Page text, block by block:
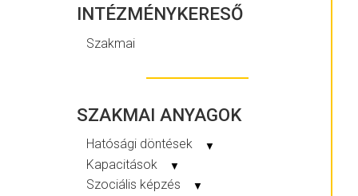
INTÉZMÉNYKERESŐ
Szakmai
SZAKMAI ANYAGOK
Hatósági döntések ▼
Kapacitások ▼
Szociális képzés ▼